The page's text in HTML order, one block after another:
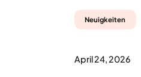
Neuigkeiten
April 24, 2026